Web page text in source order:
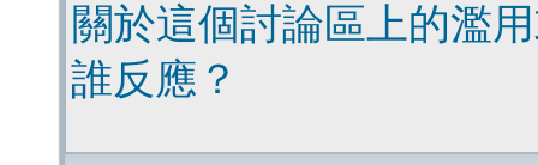
關於這個討論區上的濫
誰反應？